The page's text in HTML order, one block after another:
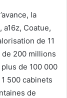
la
Coatue,
de 11
200 millions
de 100 000
500 cabinets
de